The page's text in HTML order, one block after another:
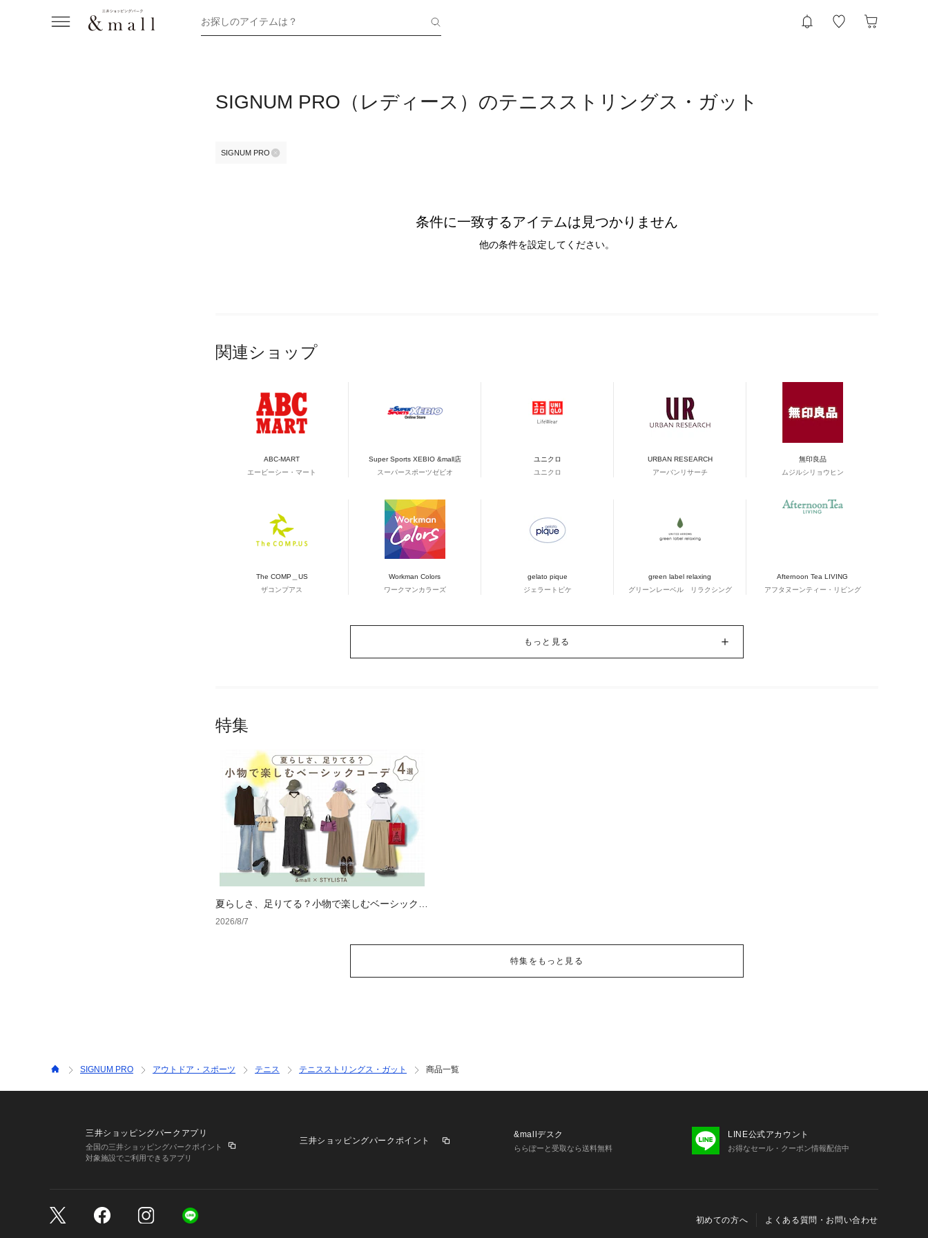
お探しのアイテムは？
SIGNUM PRO（レディース）のテニスストリングス・ガット
SIGNUM PRO
条件に一致するアイテムは見つかりません
他の条件を設定してください。
関連ショップ
ABC-MART
エービーシー・マート
Super Sports XEBIO &mall店
スーパースポーツゼビオ
ユニクロ
ユニクロ
URBAN RESEARCH
アーバンリサーチ
無印良品
ムジルシリョウヒン
The COMP＿US
ザコンプアス
Workman Colors
ワークマンカラーズ
gelato pique
ジェラートピケ
green label relaxing
グリーンレーベル リラクシング
Afternoon Tea LIVING
アフタヌーンティー・リビング
もっと見る
特集
夏らしさ、足りてる？小物で楽しむベーシックコ
ーデ4選
2026/8/7
特集をもっと見る
SIGNUM PRO アウトドア・スポーツ テニス テニスストリングス・ガット 商品一覧
三井ショッピングパークアプリ
全国の三井ショッピングパークポイント
対象施設でご利用できるアプリ
三井ショッピングパークポイント
&mallデスク
ららぽーと受取なら送料無料
LINE公式アカウント
お得なセール・クーポン情報配信中
初めての方へ よくある質問・お問い合わせ